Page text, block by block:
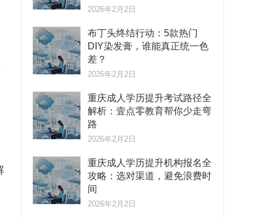
2026年2月2日
布丁头终结行动：5款热门
DIY染发膏，谁能真正统一色
差？
2026年2月2日
重庆成人学历提升考试路径全
解析：壹点零教育帮你少走弯
路
2026年2月2日
重庆成人学历提升机构报名全
攻略：选对渠道，避免浪费时
间
2026年2月2日